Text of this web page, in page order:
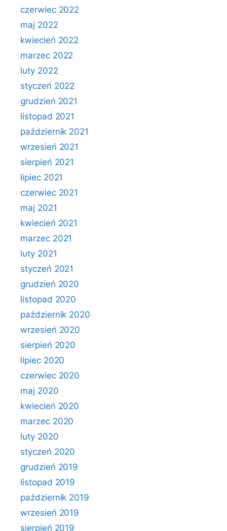
czerwiec 2022
maj 2022
kwiecień 2022
marzec 2022
luty 2022
styczeń 2022
grudzień 2021
listopad 2021
październik 2021
wrzesień 2021
sierpień 2021
lipiec 2021
czerwiec 2021
maj 2021
kwiecień 2021
marzec 2021
luty 2021
styczeń 2021
grudzień 2020
listopad 2020
październik 2020
wrzesień 2020
sierpień 2020
lipiec 2020
czerwiec 2020
maj 2020
kwiecień 2020
marzec 2020
luty 2020
styczeń 2020
grudzień 2019
listopad 2019
październik 2019
wrzesień 2019
sierpień 2019